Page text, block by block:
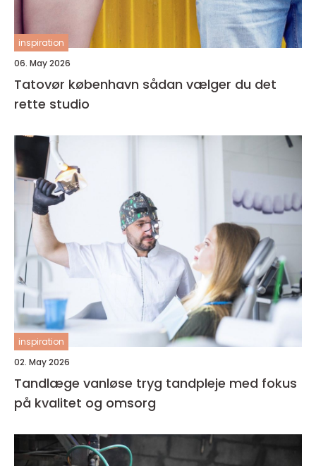
inspiration
06. May 2026
Tatovør københavn sådan vælger du det
rette studio
inspiration
02. May 2026
Tandlæge vanløse tryg tandpleje med fokus
på kvalitet og omsorg